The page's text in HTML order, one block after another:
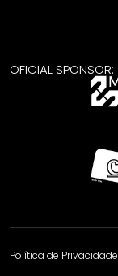
OFICIAL SPONSOR:
Política de Privacidade